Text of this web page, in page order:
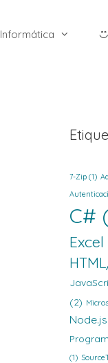
Informática
7-Zip(1)
C#
Excel
(2)
Node.js
(1)